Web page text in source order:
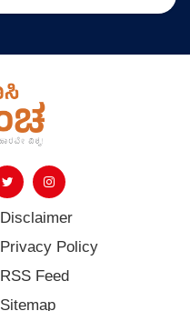
Disclaimer
Privacy Policy
RSS Feed
Sitemap